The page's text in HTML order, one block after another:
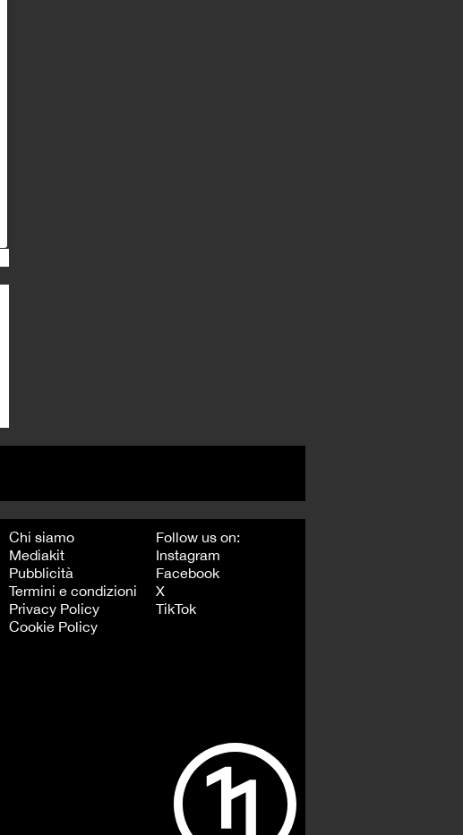
Chi siamo
Mediakit
Pubblicità
Termini e condizioni
Privacy Policy
Cookie Policy
Follow us on:
Instagram
Facebook
X
TikTok